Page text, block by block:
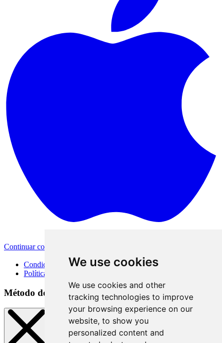
We use cookies
We use cookies and other
tracking technologies to improve
your browsing experience on our
website, to show you
personalized content and
Continuar con Apple
Condiciones de uso
Política de privacidad
Método de inicio de sesión